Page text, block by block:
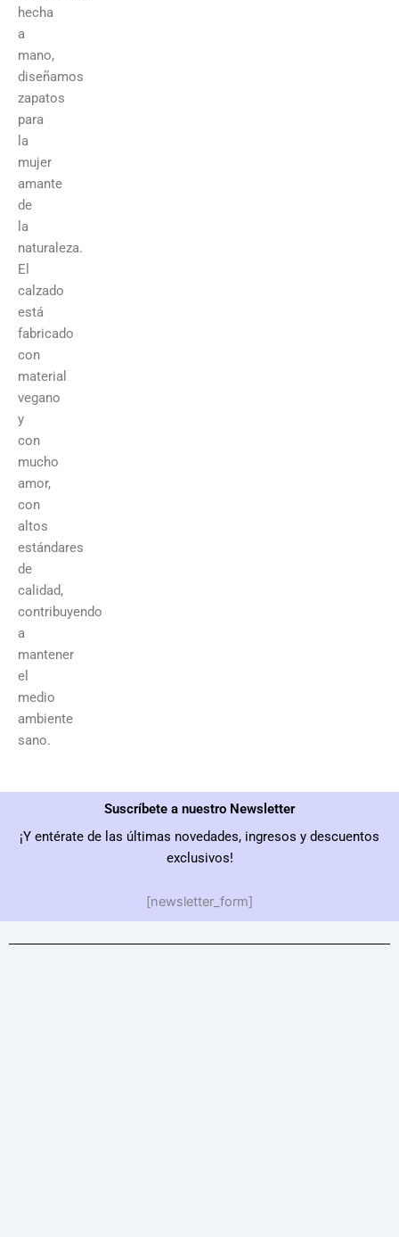
hecha
a
mano,
diseñamos
zapatos
para
la
mujer
amante
de
la
naturaleza.
El
calzado
está
fabricado
con
material
vegano
y
con
mucho
amor,
con
altos
estándares
de
calidad,
contribuyendo
a
mantener
el
medio
ambiente
sano.
Suscríbete a nuestro Newsletter
¡Y entérate de las últimas novedades, ingresos y descuentos
exclusivos!
[newsletter_form]